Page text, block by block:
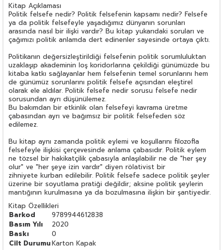
Kitap Açıklaması
Politik felsefe nedir? Politik felsefenin kapsamı nedir? Felsefe
ya da politik felsefeyle yaşadığımız dünyanın sorunları
arasında nasıl bir ilişki vardır? Bu kitap yukarıdaki soruları ve
çağımızı politik anlamda dert edinenler sayesinde ortaya çıktı.
Politikanın değersizleştirildiği felsefenin politik sorumluluktan
uzaklaşıp akademinin loş koridorlarına çekildiği günümüzde bu
kitaba katkı sağlayanlar hem felsefenin temel sorunlarını hem
de günümüz sorunlarını politik felsefe açısından eleştirel
olarak ele aldılar. Politik felsefe nedir sorusu felsefe nedir
sorusundan ayrı düşünülemez.
Bu bakımdan bir etkinlik olan felsefeyi kavrama üretme
çabasından ayrı ve bağımsız bir politik felsefeden söz
edilemez.
Bu kitap aynı zamanda politik eylemi ve koşullarını filozofla
felsefeyle ilişkisi çerçevesinde anlama çabasıdır. Politik eylem
ne tözsel bir hakikatçilik çabasıyla anlaşılabilir ne de "her şey
olur" ve "her şeye izin vardır" diyen rölativist bir
zihniyete kurban edilebilir. Politik felsefe sadece politik şeyler
üzerine bir soyutlama pratiği değildir; aksine politik şeylerin
mantığının kurulmasına ya da bozulmasına ilişkin bir şantiyedir.
Kitap Özellikleri
Barkod
9789944612838
Basım Yılı
2020
Baskı
0
Cilt DurumuKarton Kapak